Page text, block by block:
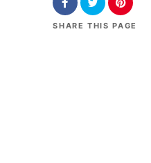
SHARE THIS PAGE